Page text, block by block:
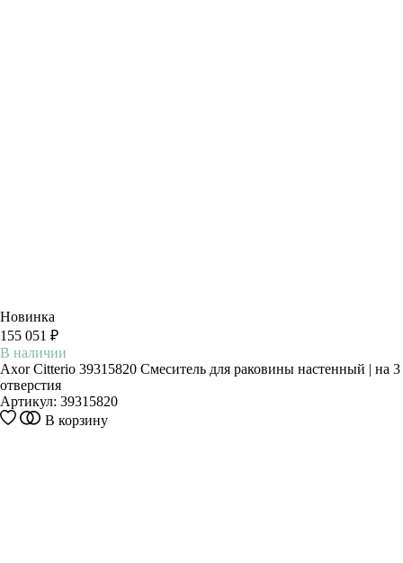
Новинка
155 051 ₽
В наличии
Axor Citterio 39315820 Смеситель для раковины настенный | на 3
отверстия
Артикул: 39315820
В корзину